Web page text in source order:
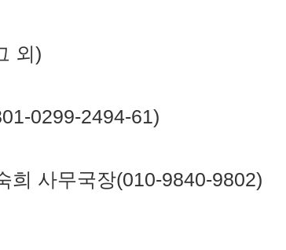
외)
0299-2494-61)
희 사무국장(010-9840-9802)